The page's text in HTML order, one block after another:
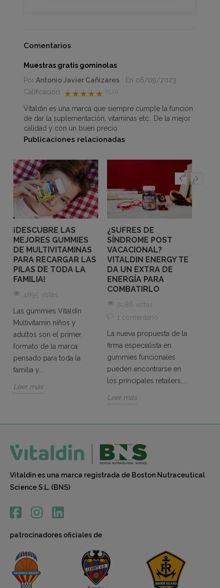
Comentarios
Muestras gratis gominolas
Por:Antonio Javier Cañizares En 06/09/2023
Calificación: ★★★★★ (5.0)
Vitaldin es una marca que siempre cumple la función
de dar la suplementación, vitaminas etc.. De la mejor
calidad y con un buen precio.
Publicaciones relacionadas
¡DESCUBRE LAS
MEJORES GUMMIES
DE MULTIVITAMINAS
PARA RECARGAR LAS
PILAS DE TODA LA
FAMILIA!
4895 vistas
Las gummies Vitaldin
Multivitamin niños y
adultos son el primer
formato de la marca
pensado para toda la
familia y...
Leer más
¿SUFRES DE
SÍNDROME POST
VACACIONAL?
VITALDIN ENERGY TE
DA UN EXTRA DE
ENERGÍA PARA
COMBATIRLO
7086 vistas
1 comentario
La nueva propuesta de la
firma especialista en
gummies funcionales
pueden encontrarse en
los principales retailers,...
Leer más
Vitaldin es una marca registrada de Boston Nutraceutical
Science S.L. (BNS)
patrocinadores oficiales de